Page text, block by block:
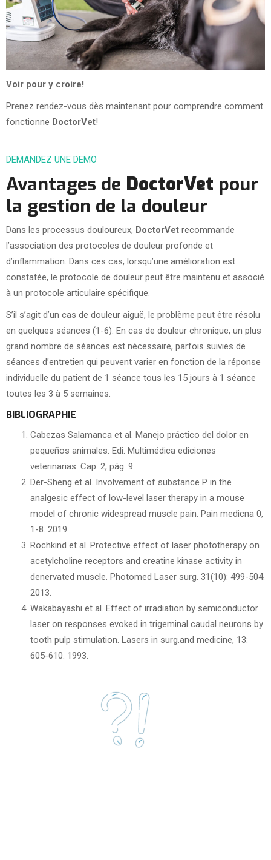
Voir pour y croire!
Prenez rendez-vous dès maintenant pour comprendre comment
fonctionne DoctorVet!
DEMANDEZ UNE DEMO
Avantages de DoctorVet pour
la gestion de la douleur
Dans les processus douloureux, DoctorVet recommande
l’association des protocoles de douleur profonde et
d’inflammation. Dans ces cas, lorsqu’une amélioration est
constatée, le protocole de douleur peut être maintenu et associé
à un protocole articulaire spécifique.
S’il s’agit d’un cas de douleur aiguë, le problème peut être résolu
en quelques séances (1-6). En cas de douleur chronique, un plus
grand nombre de séances est nécessaire, parfois suivies de
séances d’entretien qui peuvent varier en fonction de la réponse
individuelle du patient de 1 séance tous les 15 jours à 1 séance
toutes les 3 à 5 semaines.
BIBLIOGRAPHIE
Cabezas Salamanca et al. Manejo práctico del dolor en
pequeños animales. Edi. Multimédica ediciones
veterinarias. Cap. 2, pág. 9.
Der-Sheng et al. Involvement of substance P in the
analgesic effect of low-level laser therapy in a mouse
model of chronic widespread muscle pain. Pain medicna 0,
1-8. 2019
Rochkind et al. Protective effect of laser phototherapy on
acetylcholine receptors and creatine kinase activity in
denervated muscle. Photomed Laser surg. 31(10): 499-504.
2013.
Wakabayashi et al. Effect of irradiation by semiconductor
laser on responses evoked in trigeminal caudal neurons by
tooth pulp stimulation. Lasers in surg.and medicine, 13:
605-610. 1993.